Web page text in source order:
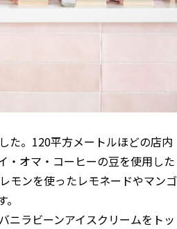
た。120平方メートルほどの店内
・オマ・コーヒーの豆を使用した
モンを使ったレモネードやマンゴ
ニラビーンアイスクリームをトッ